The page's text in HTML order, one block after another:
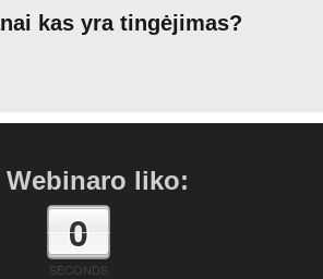
kas yra tingėjimas?
Webinaro liko:
0
SECONDS